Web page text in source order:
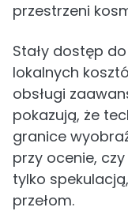
przestrzeni
Stały dostęp
lokalnych
obsługi
pokazują, że
granice
przy ocenie,
tylko
przełom.